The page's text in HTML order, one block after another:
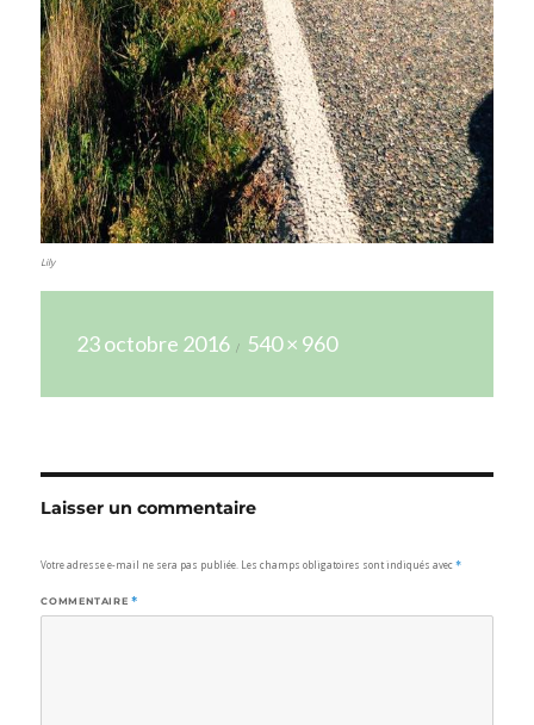
Lily
le
23 octobre 2016
réelle
540 × 960
Laisser un commentaire
Votre adresse e-mail ne sera pas publiée. Les champs obligatoires sont indiqués avec*
COMMENTAIRE *